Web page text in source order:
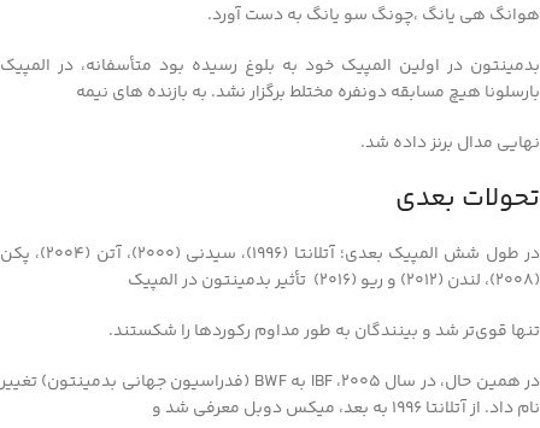
هوانگ هی یانگ ،چونگ سو یانگ به دست آورد.
بدمینتون در اولین المپیک خود به بلوغ رسیده بود متأسفانه، در المپیک
بارسلونا هیچ مسابقه دونفره مختلط برگزار نشد. به بازنده های نیمه
نهایی مدال برنز داده شد.
تحولات بعدی
در طول شش المپیک بعدی؛ آتلانتا (1996)، سیدنی (2000)، آتن (2004)، پکن
(2008)، لندن (2012) و ریو (2016) تأثیر بدمینتون در المپیک
تنها قوی‌تر شد و بینندگان به طور مداوم رکوردها را شکستند.
در همین حال، در سال 2005، IBF به BWF (فدراسیون جهانی بدمینتون) تغییر
نام داد. از آتلانتا 1996 به بعد، میکس دوبل معرفی شد و